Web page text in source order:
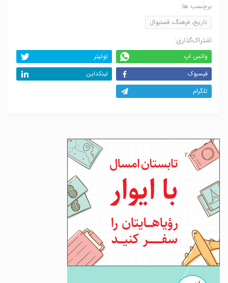
برچسب ها:
تاریخ، فرهنگ، فستیوال
اشتراک‌گذاری:
واتس اپ
توئیتر
فیسبوک
لینکداین
تلگرام